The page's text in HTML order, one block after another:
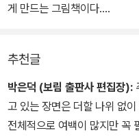
게 만드는 그림책이다.
아했다. 그러던 어느 날 팽이는
여 봐!” 목소리의 주인공은 바
움직이는 건 어려웠다. 바람은
었다.
추천글
박은덕 (보림 출판사 편집장):
고 있는 장면은 더할 나위 없
전체적으로 여백이 많지만 꼭